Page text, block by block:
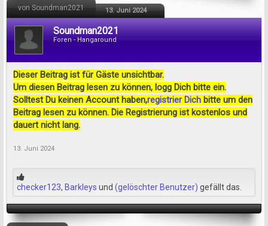
von Soundman2021 13. Juni 2024
Soundman2021
Foren - Hangaround
Dieser Beitrag ist für Gäste unsichtbar.
Um diesen Beitrag lesen zu können, logg Dich bitte ein.
Solltest Du keinen Account haben,registrier Dich bitte um den
Beitrag lesen zu können. Die Registrierung ist kostenlos und
dauert nicht lang.
13. Juni 2024
checker123, Barkleys und (gelöschter Benutzer) gefällt das.